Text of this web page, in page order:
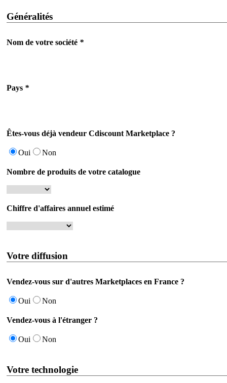
Généralités
Nom de votre société *
Pays *
Êtes-vous déjà vendeur Cdiscount Marketplace ?
Oui Non
Nombre de produits de votre catalogue
Chiffre d'affaires annuel estimé
Votre diffusion
Vendez-vous sur d'autres Marketplaces en France ?
Oui Non
Vendez-vous à l'étranger ?
Oui Non
Votre technologie